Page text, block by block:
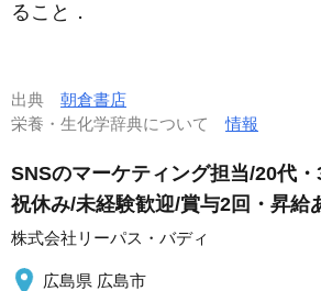
ること．
出典 朝倉書店
栄養・生化学辞典について情報
SNSのマーケティング担当/20代・
祝休み/未経験歓迎/賞与2回・昇給
株式会社リーパス・バディ
広島県 広島市